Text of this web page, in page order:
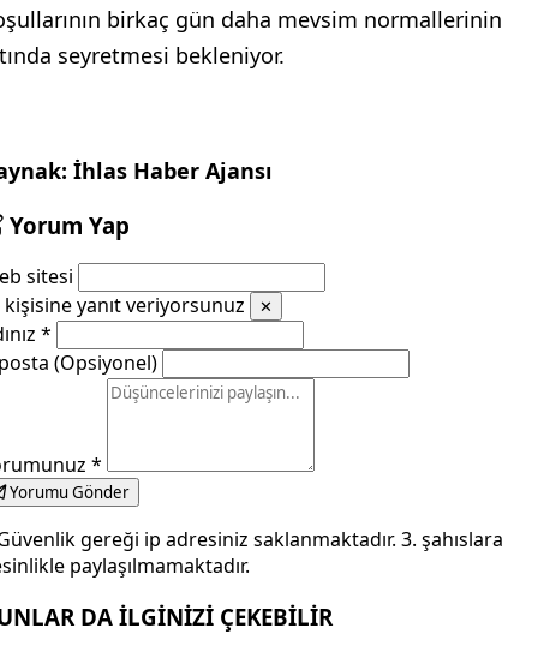
birkaç gün daha mevsim normallerinin
seyretmesi bekleniyor.
İhlas Haber Ajansı
Yorum Yap
sitesi
kişisine yanıt veriyorsunuz
✕
*
(Opsiyonel)
*
Yorumu Gönder
gereği ip adresiniz saklanmaktadır. 3. şahıslara
paylaşılmamaktadır.
DA İLGİNİZİ ÇEKEBİLİR